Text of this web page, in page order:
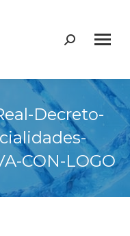
Buscar:
Decreto-
CON-LOGO